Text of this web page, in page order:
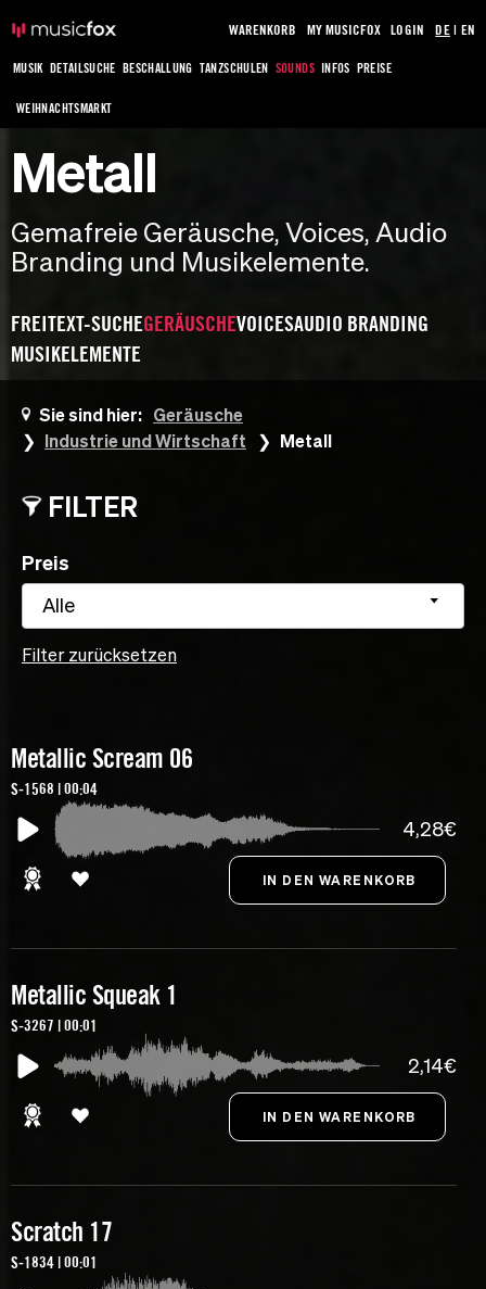
MUSIK DETAILSUCHE BESCHALLUNG TANZSCHULEN SOUNDS INFOS PREISE
WEIHNACHTSMARKT
WARENKORB MY MUSICFOX LOGIN DE| EN
Metall
Gemafreie Geräusche, Voices, Audio
Branding und Musikelemente.
FREITEXT-SUCHEGERÄUSCHEVOICESAUDIO BRANDING
MUSIKELEMENTE
Sie sind hier: Geräusche
Industrie und Wirtschaft
Metall
FILTER
Preis
Alle
Filter zurücksetzen
Metallic Scream 06
S-1568 | 00:04
4,28€
Metallic Squeak 1
S-3267 | 00:01
2,14€
Scratch 17
S-1834 | 00:01